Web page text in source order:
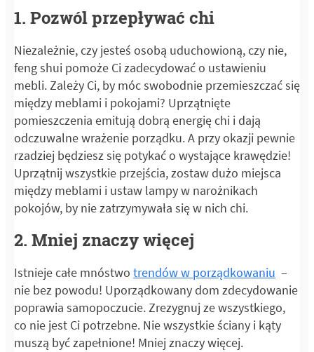
1. Pozwól przepływać chi
Niezależnie, czy jesteś osobą uduchowioną, czy nie,
feng shui pomoże Ci zadecydować o ustawieniu
mebli. Zależy Ci, by móc swobodnie przemieszczać się
między meblami i pokojami? Uprzątnięte
pomieszczenia emitują dobrą energię chi i dają
odczuwalne wrażenie porządku. A przy okazji pewnie
rzadziej będziesz się potykać o wystające krawędzie!
Uprzątnij wszystkie przejścia, zostaw dużo miejsca
między meblami i ustaw lampy w narożnikach
pokojów, by nie zatrzymywała się w nich chi.
2. Mniej znaczy więcej
Istnieje całe mnóstwo trendów w porządkowaniu –
nie bez powodu! Uporządkowany dom zdecydowanie
poprawia samopoczucie. Zrezygnuj ze wszystkiego,
co nie jest Ci potrzebne. Nie wszystkie ściany i kąty
muszą być zapełnione! Mniej znaczy więcej.